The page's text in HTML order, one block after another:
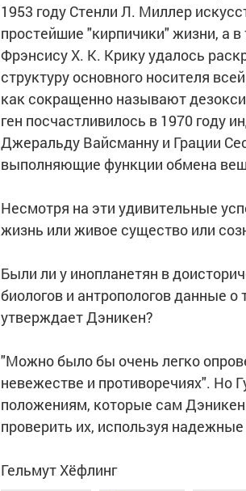
1953 году Стенли Л. Миллер
простейшие "кирпичики" жизни, а
Фрэнсису X. К. Крику удалось
структуру основного носителя
как сокращенно называют
ген посчастливилось в 1970 году
Джеральду Вайсманну и Грации
выполняющие функции обмена
Несмотря на эти удивительные
жизнь или живое существо или
Были ли у инопланетян в
биологов и антропологов данные о
утверждает Дэникен?
"Можно было бы очень легко
невежестве и противоречиях". Но
положениям, которые сам
проверить их, используя
Гельмут Хёфлинг